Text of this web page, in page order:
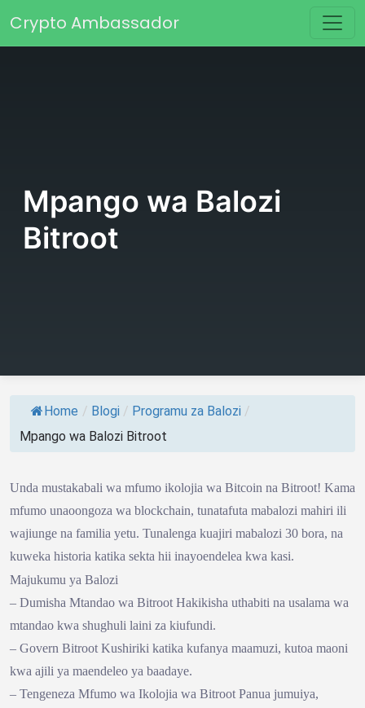
Main Navigation
Crypto Ambassador
Mpango wa Balozi
Bitroot
Home / Blogi / Programu za Balozi /
Mpango wa Balozi Bitroot
Unda mustakabali wa mfumo ikolojia wa Bitcoin na Bitroot! Kama
mfumo unaoongoza wa blockchain, tunatafuta mabalozi mahiri ili
wajiunge na familia yetu. Tunalenga kuajiri mabalozi 30 bora, na
kuweka historia katika sekta hii inayoendelea kwa kasi.
Majukumu ya Balozi
– Dumisha Mtandao wa Bitroot Hakikisha uthabiti na usalama wa
mtandao kwa shughuli laini za kiufundi.
– Govern Bitroot Kushiriki katika kufanya maamuzi, kutoa maoni
kwa ajili ya maendeleo ya baadaye.
– Tengeneza Mfumo wa Ikolojia wa Bitroot Panua jumuiya,